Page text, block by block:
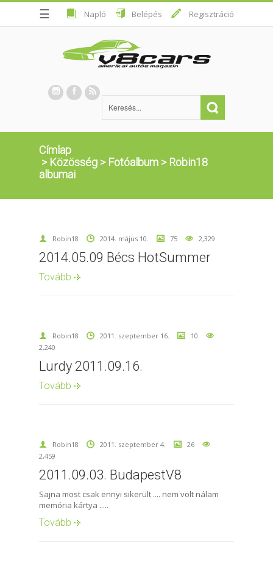
☰ Napló Belépés Regisztráció
Címlap
> Közösség > Fotóalbum > Robin18
albumai
Robin18 2014. május 10. 75 2,329
2014.05.09 Bécs HotSummer
Tovább
Robin18 2011. szeptember 16.
10
2,240
Lurdy 2011.09.16.
Tovább
Robin18 2011. szeptember 4.
26
2,459
2011.09.03. BudapestV8
Sajna most csak ennyi sikerült .... nem volt nálam
memória kártya .....
Tovább